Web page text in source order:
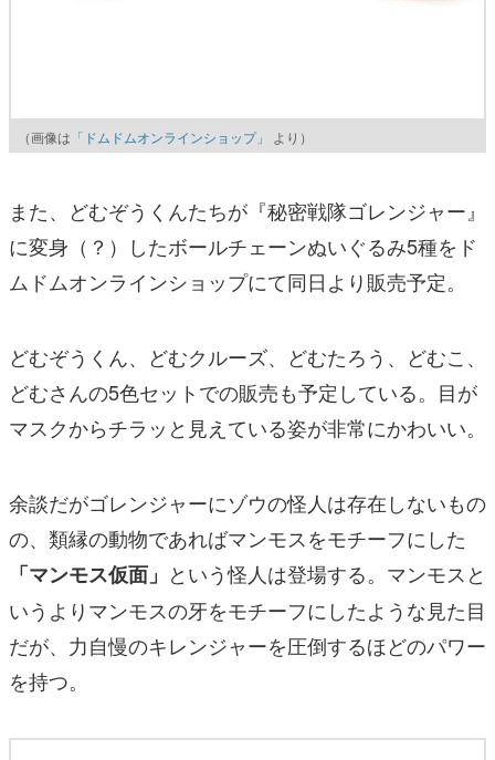
（画像は 「ドムドムオンラインショップ」 より）
また、どむぞうくんたちが『秘密戦隊ゴレンジャー』
に変身（？）したボールチェーンぬいぐるみ5種をド
ムドムオンラインショップにて同日より販売予定。
どむぞうくん、どむクルーズ、どむたろう、どむこ、
どむさんの5色セットでの販売も予定している。目が
マスクからチラッと見えている姿が非常にかわいい。
余談だがゴレンジャーにゾウの怪人は存在しないもの
の、類縁の動物であればマンモスをモチーフにした
「マンモス仮面」 という怪人は登場する。マンモスと
いうよりマンモスの牙をモチーフにしたような見た目
だが、力自慢のキレンジャーを圧倒するほどのパワー
を持つ。